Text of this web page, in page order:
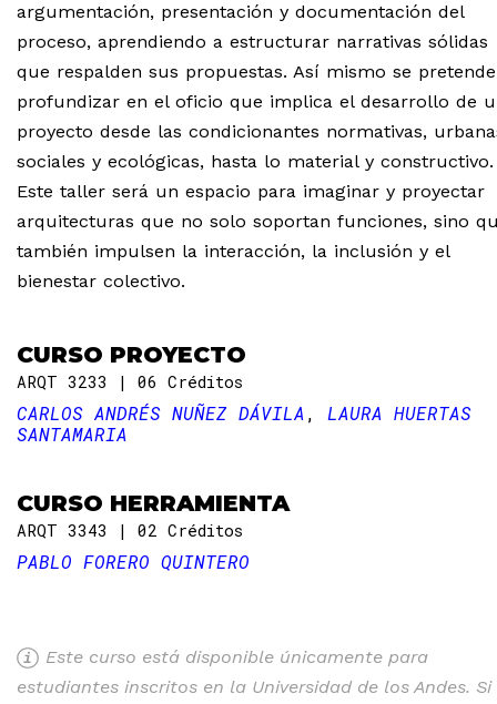
argumentación, presentación y documentación del
proceso, aprendiendo a estructurar narrativas sólidas
que respalden sus propuestas. Así mismo se pretende
profundizar en el oficio que implica el desarrollo de
proyecto desde las condicionantes normativas,
sociales y ecológicas, hasta lo material y constructivo.
Este taller será un espacio para imaginar y proyectar
arquitecturas que no solo soportan funciones, sino
también impulsen la interacción, la inclusión y el
bienestar colectivo.
CURSO PROYECTO
ARQT 3233 06 Créditos
CARLOS ANDRÉS NUÑEZ DÁVILA
LAURA HUERTAS
SANTAMARIA
CURSO HERRAMIENTA
ARQT 3343 02 Créditos
PABLO FORERO QUINTERO
Este curso está disponible únicamente para
estudiantes inscritos en la Universidad de los Andes. Si